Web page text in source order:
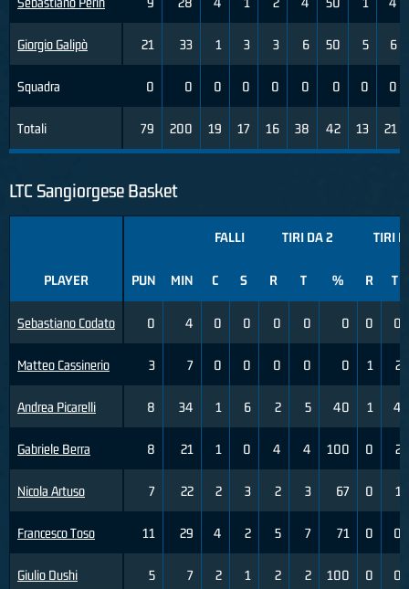
Giorgio Galipò
Squadra
Totali
21 33 1 3 3 6 50 5 6
0 0 0 0 0 0 0 0 0
79 200 19 17 16 38 42 13 21
LTC Sangiorgese Basket
PLAYER
Sebastiano Codato
Matteo Cassinerio
Andrea Picarelli
Gabriele Berra
Nicola Artuso
Francesco Toso
Giulio Dushi
FALLI TIRI DA 2 TIRI
PUN MIN C S R T % R T
0 4 0 0 0 0 0 0 0
3 7 0 0 0 0 0 1 2
8 34 1 6 2 5 40 1 4
8 21 1 0 4 4 100 0 2
7 22 2 3 2 3 67 0 1
11 29 4 2 5 7 71 0 0
5 7 2 1 2 2 100 0 0